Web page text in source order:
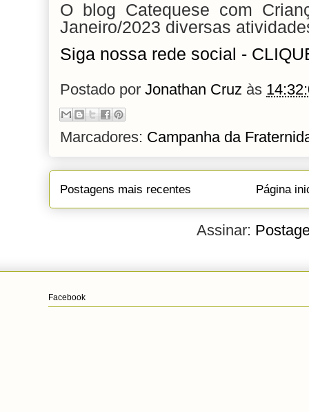
O blog Catequese com
Janeiro/2023 diversas
Siga nossa rede social -
Postado por Jonathan Cruz às
Marcadores: Campanha da
Postagens mais recentes Página
Assinar:
Facebook